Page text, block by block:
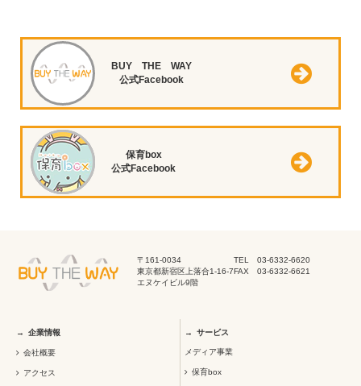
BUY THE WAY
公式Facebook
保育box
公式Facebook
〒161-0034
東京都新宿区上落合1-16-7
エヌケイビル9階
TEL 03-6332-6620
FAX 03-6332-6621
企業情報
会社概要
アクセス
サービス
メディア事業
保育box